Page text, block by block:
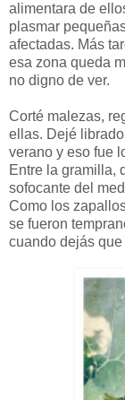
alimentara de
plasmar
afectadas. Más
esa zona queda
no digno de ver.
Corté malezas,
ellas. Dejé
verano y eso fue
Entre la gramilla,
sofocante del
Como los
se fueron
cuando dejás